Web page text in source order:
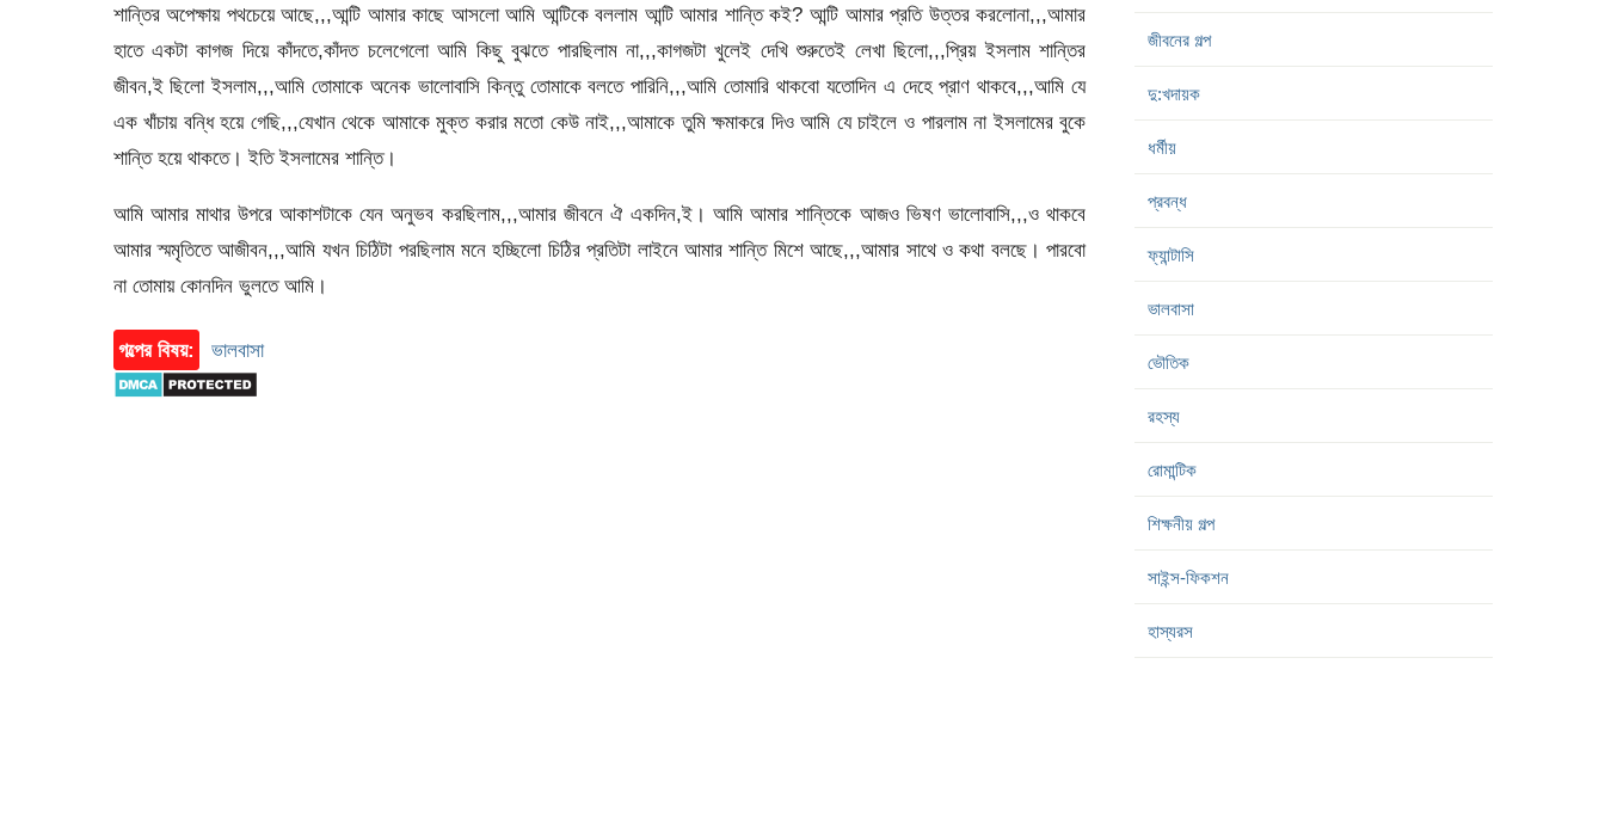
শান্তির অপেক্ষায় পথচেয়ে আছে,,,আন্টি আমার কাছে আসলো আমি আন্টিকে বললাম আন্টি আমার শান্তি কই? আন্টি আমার প্রতি উত্তর করলোনা,,,আমার
হাতে একটা কাগজ দিয়ে কাঁদতে,কাঁদত চলেগেলো আমি কিছু বুঝতে পারছিলাম না,,,কাগজটা খুলেই দেখি শুরুতেই লেখা ছিলো,,,প্রিয় ইসলাম শান্তির
জীবন,ই ছিলো ইসলাম,,,আমি তোমাকে অনেক ভালোবাসি কিন্তু তোমাকে বলতে পারিনি,,,আমি তোমারি থাকবো যতোদিন এ দেহে প্রাণ থাকবে,,,আমি যে
এক খাঁচায় বন্ধি হয়ে গেছি,,,যেখান থেকে আমাকে মুক্ত করার মতো কেউ নাই,,,আমাকে তুমি ক্ষমাকরে দিও আমি যে চাইলে ও পারলাম না ইসলামের বুকে
শান্তি হয়ে থাকতে। ইতি ইসলামের শান্তি।
আমি আমার মাথার উপরে আকাশটাকে যেন অনুভব করছিলাম,,,আমার জীবনে ঐ একদিন,ই। আমি আমার শান্তিকে আজও ভিষণ ভালোবাসি,,,ও থাকবে
আমার স্মমৃতিতে আজীবন,,,আমি যখন চিঠিটা পরছিলাম মনে হচ্ছিলো চিঠির প্রতিটা লাইনে আমার শান্তি মিশে আছে,,,আমার সাথে ও কথা বলছে। পারবো
না তোমায় কোনদিন ভুলতে আমি।
গল্পের বিষয়: ভালবাসা
জীবনের গল্প
দু:খদায়ক
ধর্মীয়
প্রবন্ধ
ফ্যান্টাসি
ভালবাসা
ভৌতিক
রহস্য
রোমান্টিক
শিক্ষনীয় গল্প
সাইন্স-ফিকশন
হাস্যরস